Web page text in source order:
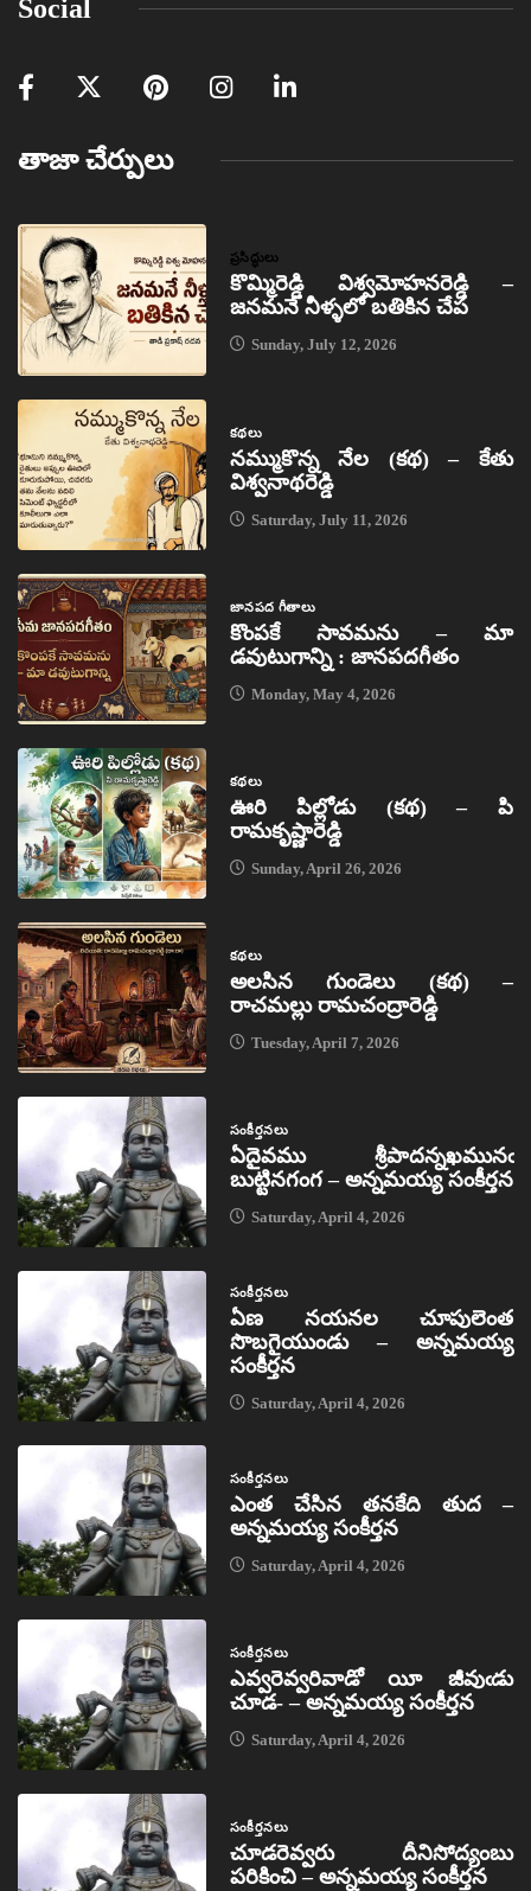
Social
తాజా చేర్పులు
ప్రసిద్ధులు
కొమ్మిరెడ్డి విశ్వమోహనరెడ్డి –
జనమనే నీళ్ళలో బతికిన చేప
Sunday, July 12, 2026
కథలు
నమ్ముకొన్న నేల (కథ) – కేతు
విశ్వనాథరెడ్డి
Saturday, July 11, 2026
జానపద గీతాలు
కొంపకే సావమను – మా
డవుటుగాన్ని : జానపదగీతం
Monday, May 4, 2026
కథలు
ఊరి పిల్లోడు (కథ) – పి
రామకృష్ణారెడ్డి
Sunday, April 26, 2026
కథలు
అలసిన గుండెలు (కథ) –
రాచమల్లు రామచంద్రారెడ్డి
Tuesday, April 7, 2026
సంకీర్తనలు
ఏదైవము శ్రీపాదన్నఖమునఁ
బుట్టినగంగ – అన్నమయ్య సంకీర్తన
Saturday, April 4, 2026
సంకీర్తనలు
ఏణ నయనల చూపులెంత
సొబగైయుండు – అన్నమయ్య
సంకీర్తన
Saturday, April 4, 2026
సంకీర్తనలు
ఎంత చేసిన తనకేది తుద –
అన్నమయ్య సంకీర్తన
Saturday, April 4, 2026
సంకీర్తనలు
ఎవ్వరెవ్వరివాడో యీ జీవుఁడు
చూడ- – అన్నమయ్య సంకీర్తన
Saturday, April 4, 2026
సంకీర్తనలు
చూడరెవ్వరు దీనిసోద్యంబు
పరికించి – అన్నమయ్య సంకీర్తన